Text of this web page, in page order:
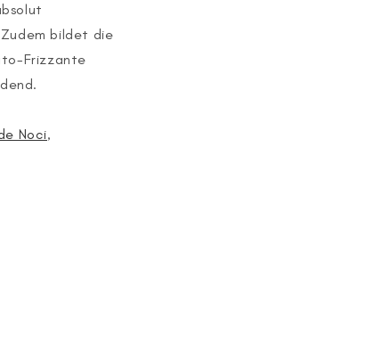
Zudem bildet die
Frizzante
Noci,